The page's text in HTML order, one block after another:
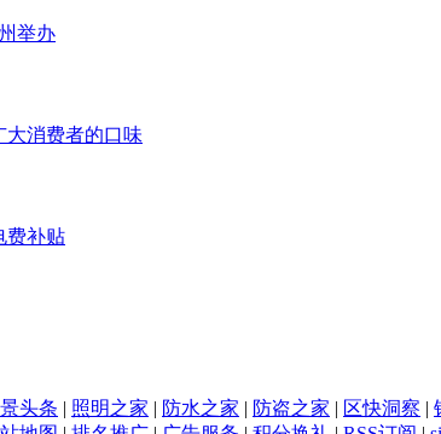
举办
大消费者的口味
费补贴
头条 | 照明之家 | 防水之家 | 防盗之家 | 区快洞察 |